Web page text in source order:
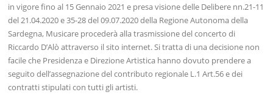
in vigore fino al 15 Gennaio 2021 e presa visione delle Delibere nn.21-11
del 21.04.2020 e 35-28 del 09.07.2020 della Regione Autonoma della
Sardegna, Musicare procederà alla trasmissione del concerto di
Riccardo D’Alò attraverso il sito internet. Si tratta di una decisione non
facile che Presidenza e Direzione Artistica hanno dovuto prendere a
seguito dell’assegnazione del contributo regionale L.1 Art.56 e dei
contratti stipulati con tutti gli artisti.